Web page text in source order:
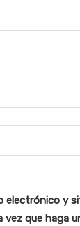
electrónico y
vez que haga